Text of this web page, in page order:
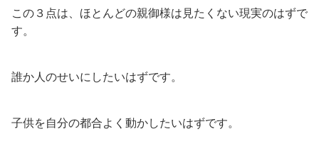
この３点は、ほとんどの親御様は見たくない現実のはずで
す。
誰か人のせいにしたいはずです。
子供を自分の都合よく動かしたいはずです。